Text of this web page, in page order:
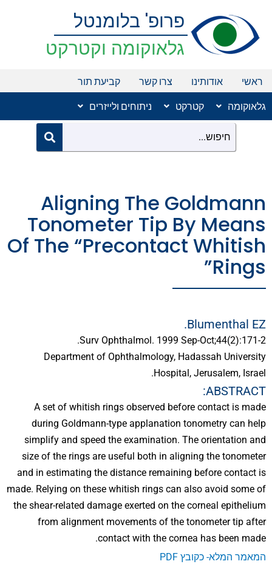
לתוכן
פרופ' בלומנטל
גלאוקומה וקטרקט
ראשי אודותינו צרו קשר קביעת תור
גלאוקומה קטרקט ניתוחים ולייזרים
Aligning The Goldmann
Tonometer Tip By Means
Of The “Precontact Whitish
Rings”
Blumenthal EZ.
Surv Ophthalmol. 1999 Sep-Oct;44(2):171-2.
Department of Ophthalmology, Hadassah University
Hospital, Jerusalem, Israel.
ABSTRACT:
A set of whitish rings observed before contact is made
during Goldmann-type applanation tonometry can help
simplify and speed the examination. The orientation and
size of the rings are useful both in aligning the tonometer
and in estimating the distance remaining before contact is
made. Relying on these whitish rings can also avoid some of
the shear-related damage exerted on the corneal epithelium
from alignment movements of the tonometer tip after
contact with the cornea has been made.
המאמר המלא- כקובץ PDF